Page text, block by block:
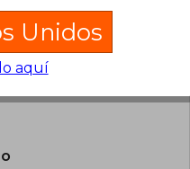
sobre el libro
Unidos
aquí